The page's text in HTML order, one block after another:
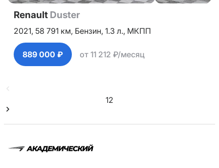
Renault Duster
2021, 58 791 км, Бензин, 1.3 л., МКПП
889 000 ₽ от 11 212 ₽/месяц
12